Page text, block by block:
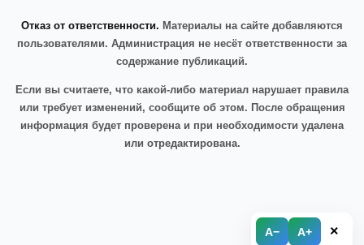
A− A+ ×
Отказ от ответственности. Материалы на сайте добавляются
пользователями. Администрация не несёт ответственности за
содержание публикаций.
Если вы считаете, что какой-либо материал нарушает правила
или требует изменений, сообщите об этом. После обращения
информация будет проверена и при необходимости удалена
или отредактирована.